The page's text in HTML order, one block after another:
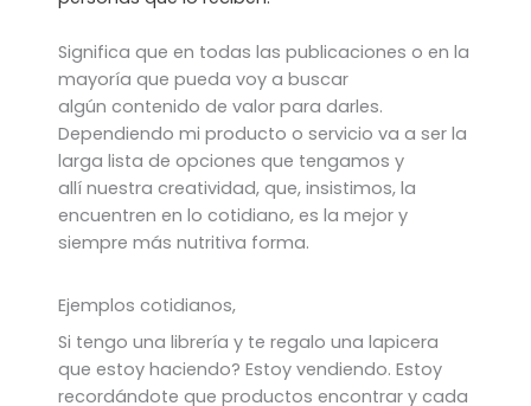
Significa que en todas las publicaciones o en la
mayoría que pueda voy a buscar
algún contenido de valor para darles.
Dependiendo mi producto o servicio va a ser la
larga lista de opciones que tengamos y
allí nuestra creatividad, que, insistimos, la
encuentren en lo cotidiano, es la mejor y
siempre más nutritiva forma.
Ejemplos cotidianos,
Si tengo una librería y te regalo una lapicera
que estoy haciendo? Estoy vendiendo. Estoy
recordándote que productos encontrar y cada